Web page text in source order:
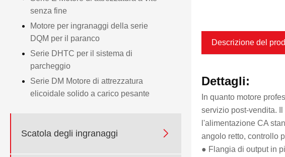
senza fine
Motore per ingranaggi della serie
DQM per il paranco
Serie DHTC per il sistema di
parcheggio
Serie DM Motore di attrezzatura
elicoidale solido a carico pesante
Scatola degli ingranaggi 
Descrizione del
Dettagli:
In quanto motore
servizio post-vendita.
l'alimentazione CA
angolo retto, controllo
● Flangia di output in